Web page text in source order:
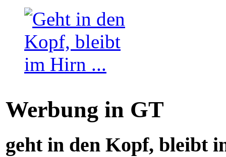
Werbung in GT
geht in den Kopf, bleibt